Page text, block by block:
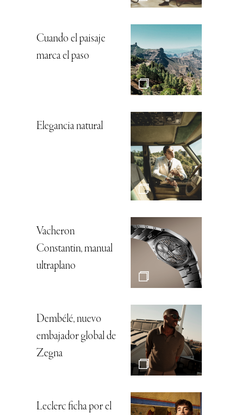
Cuando el paisaje
marca el paso
Elegancia natural
Vacheron
Constantin, manual
ultraplano
Dembélé, nuevo
embajador global de
Zegna
Leclerc ficha por el